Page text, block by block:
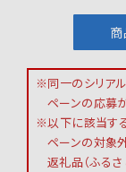
※同一のシリア
ペーンの応募
※以下に該当す
ペーンの対象
返礼品（ふる